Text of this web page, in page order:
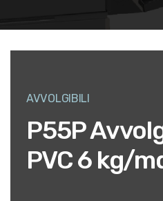
AVVOLGIBILI
P55P
PVC 6 kg/